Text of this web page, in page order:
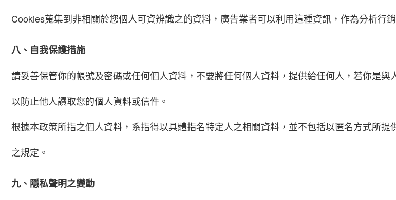
Cookies蒐集到非相關於您個人可資辨識之的資料，廣告業者可以利用這種資訊，作為分析行
八、自我保護措施
請妥善保管你的帳號及密碼或任何個人資料，不要將任何個人資料，提供給任何人，若你是
以防止他人讀取您的個人資料或信件。
根據本政策所指之個人資料，系指得以具體指名特定人之相關資料，並不包括以匿名方式所
之規定。
九、隱私聲明之變動